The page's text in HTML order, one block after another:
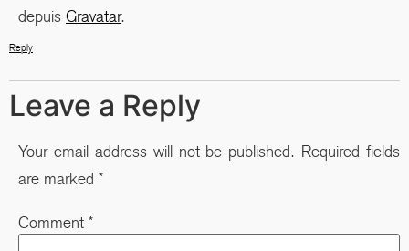
depuis Gravatar.
Reply
Leave a Reply
Your email address will not be published. Required fields
are marked *
Comment *